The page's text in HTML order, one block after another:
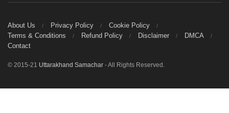
About Us Privacy Policy
Cookie Policy
Terms & Conditions
Refund Policy Disclaimer
DMCA
Contact
© 2015-21 Uttarakhand Samachar - All Rights Reserved.